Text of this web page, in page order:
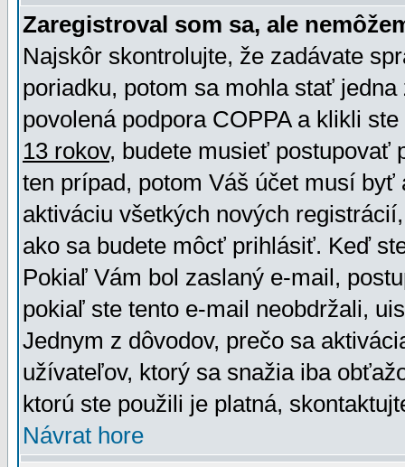
Zaregistroval som sa, ale
Najskôr skontrolujte, že zadávate
poriadku, potom sa mohla stať
povolená podpora COPPA a klikli
13 rokov, budete musieť postupovať
ten prípad, potom Váš účet musí
aktiváciu všetkých nových
ako sa budete môcť prihlásiť. Keď
Pokiaľ Vám bol zaslaný e-mail,
pokiaľ ste tento e-mail neobdržali,
Jednym z dôvodov, prečo sa
užívateľov, ktorý sa snažia iba
ktorú ste použili je platná,
Návrat hore